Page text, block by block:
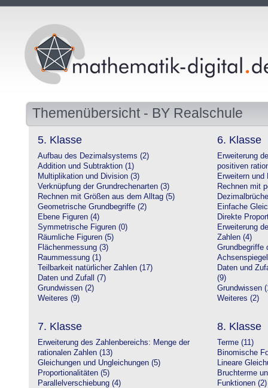
Themenübersicht - BY Realschule
5. Klasse
Aufbau des Dezimalsystems (2)
Addition und Subtraktion (1)
Multiplikation und Division (3)
Verknüpfung der Grundrechenarten (3)
Rechnen mit Größen aus dem Alltag (5)
Geometrische Grundbegriffe (2)
Ebene Figuren (4)
Symmetrische Figuren (0)
Räumliche Figuren (5)
Flächenmessung (3)
Raummessung (1)
Teilbarkeit natürlicher Zahlen (17)
Daten und Zufall (7)
Grundwissen (2)
Weiteres (9)
6. Klasse
Erweiterung
positiven
Erweitern und
Rechnen mit
Einfache
Direkte
Erweiterung
Zahlen (4)
Grundbegriffe
Daten und
(9)
Grundwissen
Weiteres (2)
7. Klasse
Erweiterung des Zahlenbereichs: Menge der
rationalen Zahlen (13)
Gleichungen und Ungleichungen (5)
Proportionalitäten (5)
Parallelverschiebung (4)
8. Klasse
Terme (11)
Binomische
Lineare
Bruchterme
Funktionen (2)